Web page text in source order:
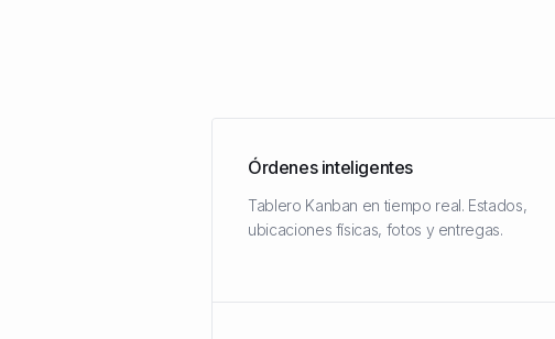
Órdenes inteligentes
Tablero Kanban en tiempo real. Estados,
ubicaciones físicas, fotos y entregas.